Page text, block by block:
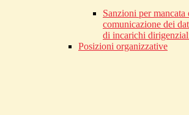
Sanzioni per mancata
comunicazione dei
di incarichi
Posizioni organizzative